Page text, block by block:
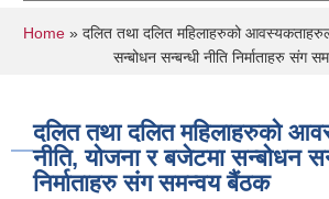
You are here
Home» दलित तथा दलित महिलाहरुको
सन्बोधन सन्बन्धी नीति निर्माताहरु संग
दलित तथा दलित महिलाहरुको
नीति, योजना र बजेटमा सन्बोधन
निर्माताहरु संग समन्वय बैंठक